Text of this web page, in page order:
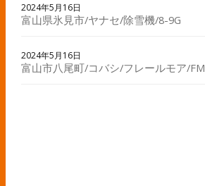
2024年5月16日
富山県氷見市/ヤナセ/除雪機/8-9G
2024年5月16日
富山市八尾町/コバシ/フレールモア/FM